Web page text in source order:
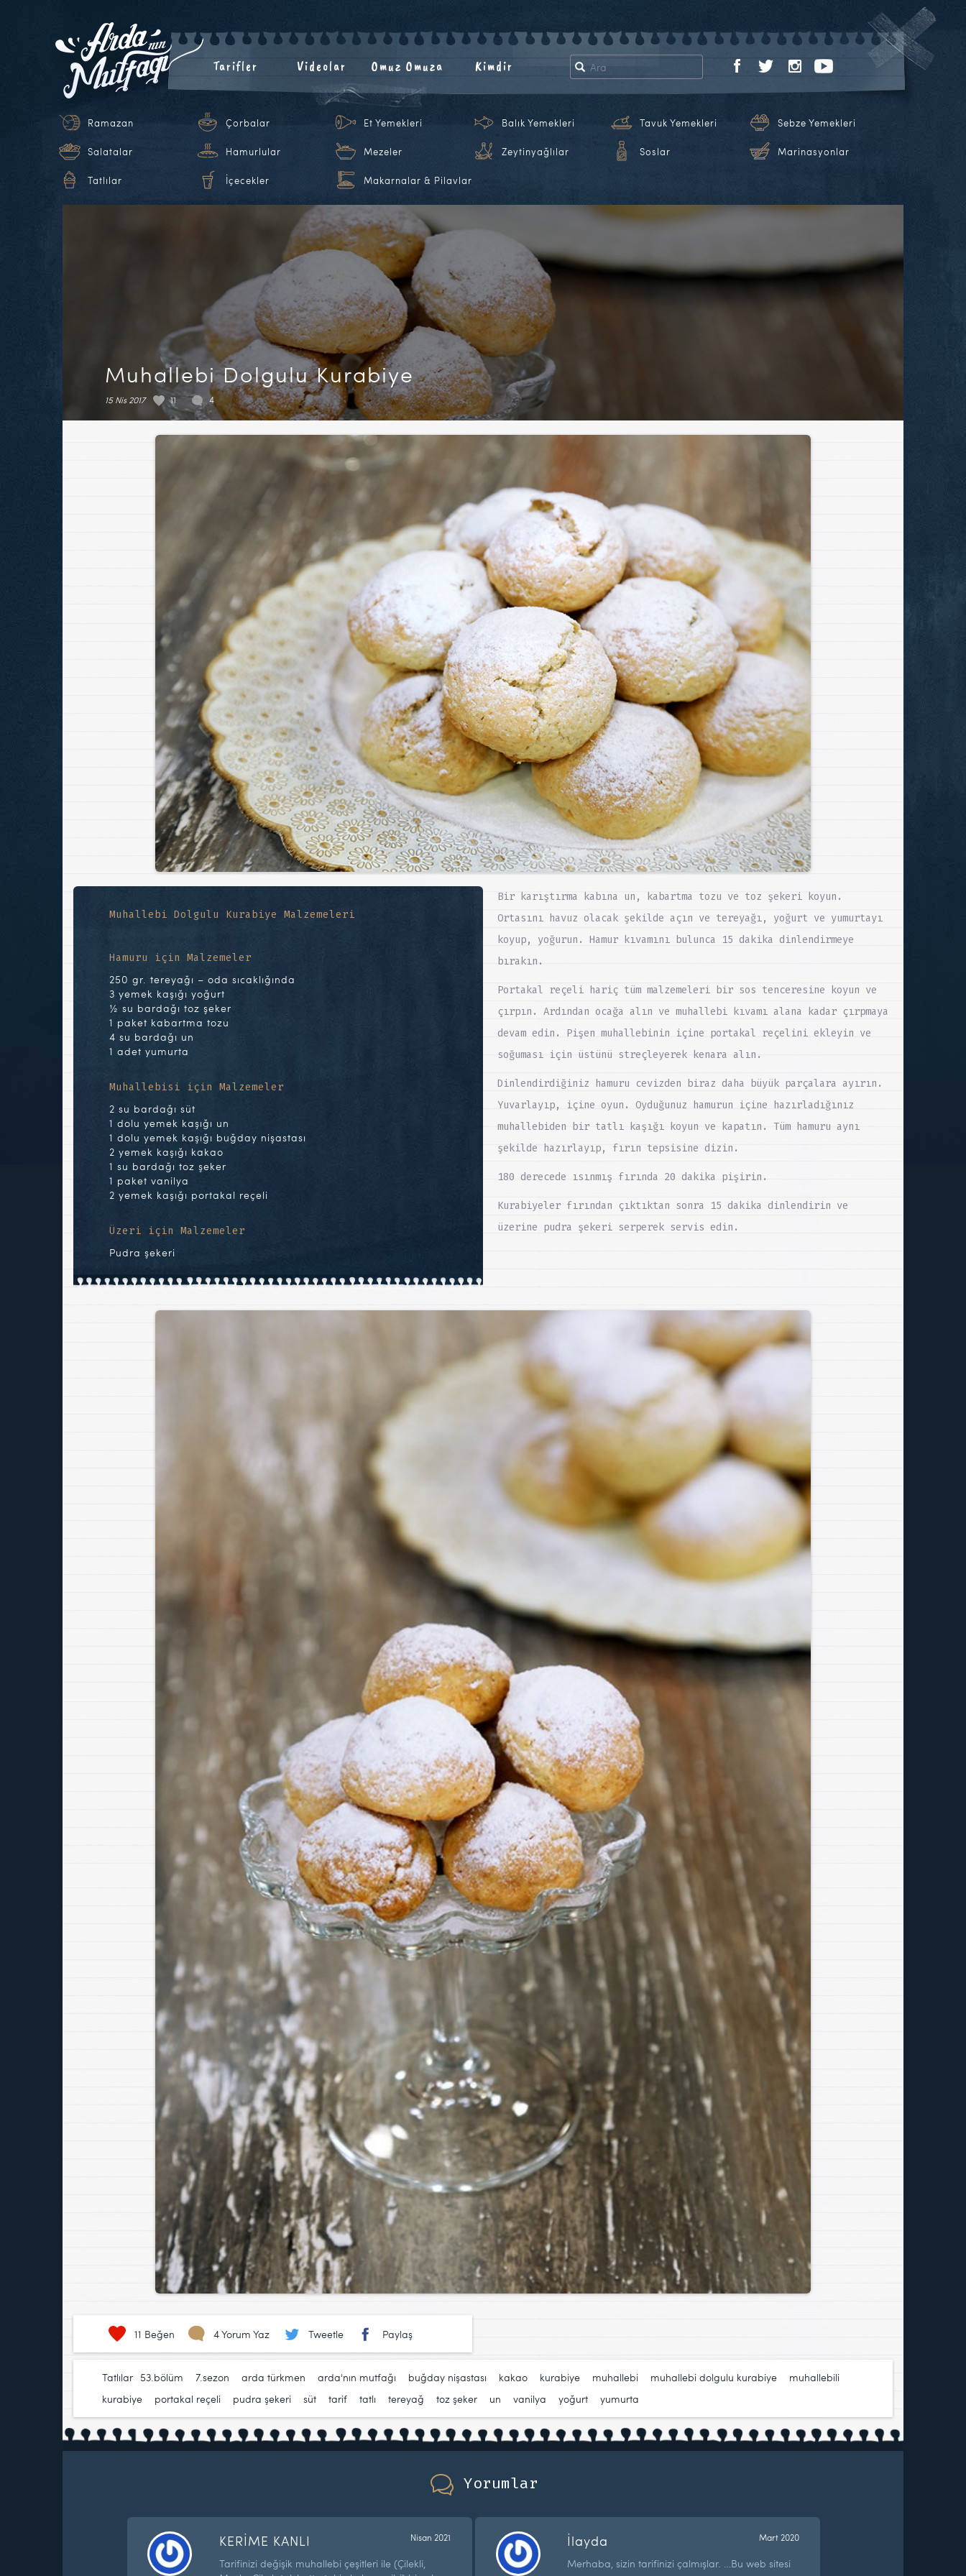
Tarifler Videolar Omuz Omuza Kimdir
Ramazan Çorbalar Et Yemekleri Balık Yemekleri Tavuk Yemekleri Sebze Yemekleri
Salatalar Hamurlular Mezeler Zeytinyağlılar Soslar Marinasyonlar
Tatlılar İçecekler Makarnalar & Pilavlar
Muhallebi Dolgulu Kurabiye
15 Nis 2017 11 4
Muhallebi Dolgulu Kurabiye Malzemeleri
Hamuru için Malzemeler
250 gr. tereyağı – oda sıcaklığında
3 yemek kaşığı yoğurt
½ su bardağı toz şeker
1 paket kabartma tozu
4 su bardağı un
1 adet yumurta
Muhallebisi için Malzemeler
2 su bardağı süt
1 dolu yemek kaşığı un
1 dolu yemek kaşığı buğday nişastası
2 yemek kaşığı kakao
1 su bardağı toz şeker
1 paket vanilya
2 yemek kaşığı portakal reçeli
Üzeri için Malzemeler
Pudra şekeri
Bir karıştırma kabına un, kabartma tozu ve toz şekeri koyun.
Ortasını havuz olacak şekilde açın ve tereyağı, yoğurt ve yumurtayı
koyup, yoğurun. Hamur kıvamını bulunca 15 dakika dinlendirmeye
bırakın.
Portakal reçeli hariç tüm malzemeleri bir sos tenceresine koyun ve
çırpın. Ardından ocağa alın ve muhallebi kıvamı alana kadar çırpmaya
devam edin. Pişen muhallebinin içine portakal reçelini ekleyin ve
soğuması için üstünü streçleyerek kenara alın.
Dinlendirdiğiniz hamuru cevizden biraz daha büyük parçalara ayırın.
Yuvarlayıp, içine oyun. Oyduğunuz hamurun içine hazırladığınız
muhallebiden bir tatlı kaşığı koyun ve kapatın. Tüm hamuru aynı
şekilde hazırlayıp, fırın tepsisine dizin.
180 derecede ısınmış fırında 20 dakika pişirin.
Kurabiyeler fırından çıktıktan sonra 15 dakika dinlendirin ve
üzerine pudra şekeri serperek servis edin.
11 Beğen 4 Yorum Yaz Tweetle Paylaş
Tatlılar 53.bölüm 7.sezon arda türkmen arda'nın mutfağı buğday nişastası kakao kurabiye muhallebi muhallebi dolgulu kurabiye
muhallebili
kurabiye
portakal reçeli pudra şekeri süt tarif tatlı tereyağ toz şeker un vanilya yoğurt yumurta
Yorumlar
KERİME KANLI Nisan 2021
Tarifinizi değişik muhallebi çeşitleri ile (Çilekli,
İlayda Mart 2020
Merhaba, sizin tarifinizi çalmışlar. …Bu web sitesi